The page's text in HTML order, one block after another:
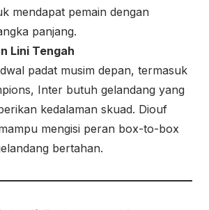
mendapat pemain dengan
panjang.
Lini Tengah
padat musim depan, termasuk
Inter butuh gelandang yang
kedalaman skuad. Diouf
mengisi peran box-to-box
bertahan.